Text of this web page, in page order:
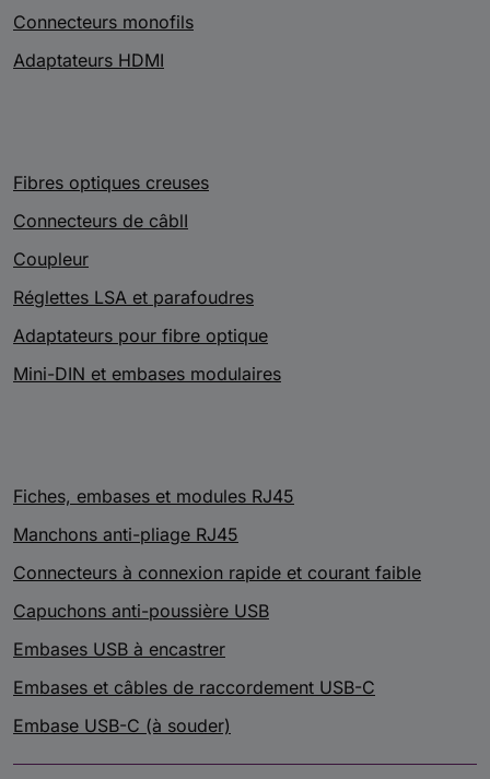
Connecteurs monofils
Adaptateurs HDMI
Fibres optiques creuses
Connecteurs de câblI
Coupleur
Réglettes LSA et parafoudres
Adaptateurs pour fibre optique
Mini-DIN et embases modulaires
Fiches, embases et modules RJ45
Manchons anti-pliage RJ45
Connecteurs à connexion rapide et courant faible
Capuchons anti-poussière USB
Embases USB à encastrer
Embases et câbles de raccordement USB-C
Embase USB-C (à souder)